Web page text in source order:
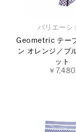
バリエーシ
Geometric テー
ン オレンジ／ブ
ット
￥7,480